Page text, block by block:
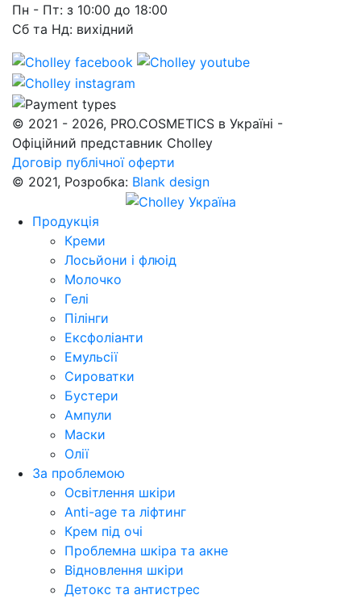
Пн - Пт: з 10:00 до 18:00
Сб та Нд: вихідний
© 2021 - 2026, PRO.COSMETICS в Україні -
Офіційний представник Cholley
Договір публічної оферти
© 2021, Розробка: Blank design
Продукція
Креми
Лосьйони і флюід
Молочко
Гелі
Пілінги
Ексфоліанти
Емульсії
Сироватки
Бустери
Ампули
Маски
Олії
За проблемою
Освітлення шкіри
Anti-age та ліфтинг
Крем під очі
Проблемна шкіра та акне
Відновлення шкіри
Детокс та антистрес